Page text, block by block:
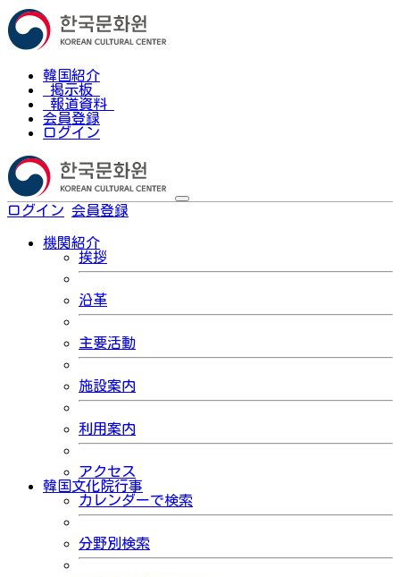
韓国紹介
掲示板
報道資料
会員登録
ログイン
ログイン 会員登録
機関紹介
挨拶
沿革
主要活動
施設案内
利用案内
アクセス
韓国文化院行事
カレンダーで検索
分野別検索